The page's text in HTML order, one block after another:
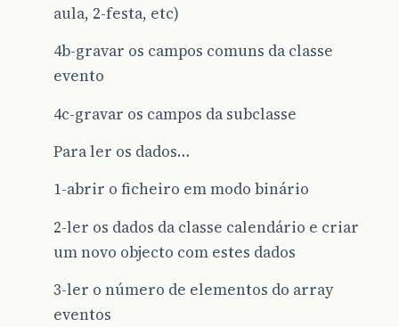
aula, 2-festa, etc)
4b-gravar os campos comuns da classe
evento
4c-gravar os campos da subclasse
Para ler os dados…
1-abrir o ficheiro em modo binário
2-ler os dados da classe calendário e criar
um novo objecto com estes dados
3-ler o número de elementos do array
eventos